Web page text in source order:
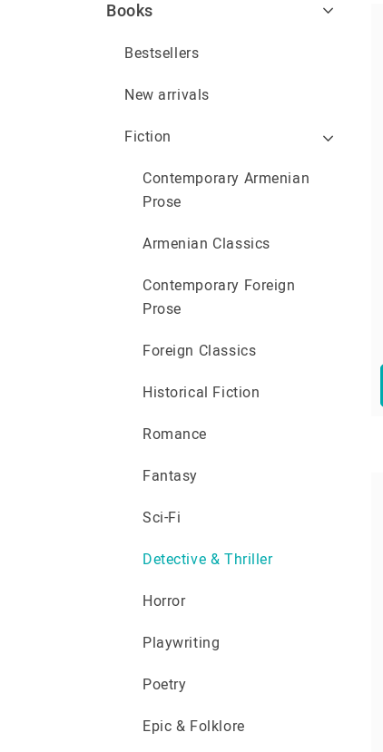
Books
Bestsellers
New arrivals
Fiction
Contemporary Armenian
Prose
Armenian Classics
Contemporary Foreign
Prose
Foreign Classics
Historical Fiction
Romance
Fantasy
Sci-Fi
Detective & Thriller
Horror
Playwriting
Poetry
Epic & Folklore